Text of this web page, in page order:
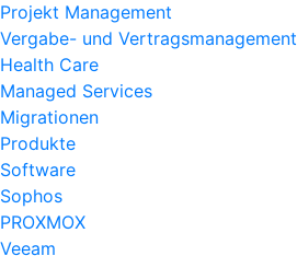
Projekt Management
Vergabe- und Vertragsmanagement
Health Care
Managed Services
Migrationen
Produkte
Software
Sophos
PROXMOX
Veeam